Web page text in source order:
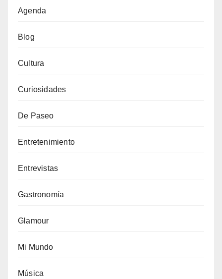
Agenda
Blog
Cultura
Curiosidades
De Paseo
Entretenimiento
Entrevistas
Gastronomía
Glamour
Mi Mundo
Música